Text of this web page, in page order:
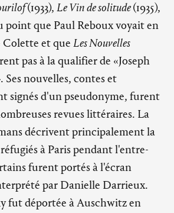
(1933), Le Vin de solitude(1935),
point que Paul Reboux voyait en
et que Les Nouvelles
pas à la qualifier de «Joseph
Ses nouvelles, contes et
signés d'un pseudonyme, furent
revues littéraires. La
décrivent principalement la
à Paris pendant l'entre-
furent portés à l'écran
par Danielle Darrieux.
fut déportée à Auschwitz en